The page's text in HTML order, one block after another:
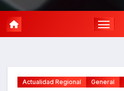
Actualidad Regional General